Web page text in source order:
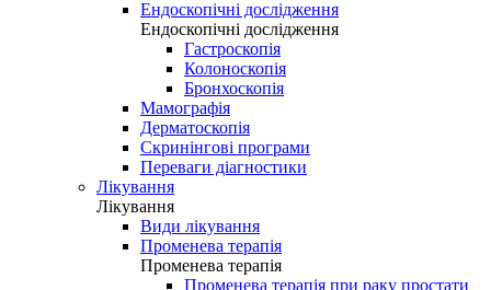
Ендоскопічні дослідження
Ендоскопічні дослідження
Гастроскопія
Колоноскопія
Бронхоскопія
Мамографія
Дерматоскопія
Скринінгові програми
Переваги діагностики
Лікування
Лікування
Види лікування
Променева терапія
Променева терапія
Променева терапія при раку простати